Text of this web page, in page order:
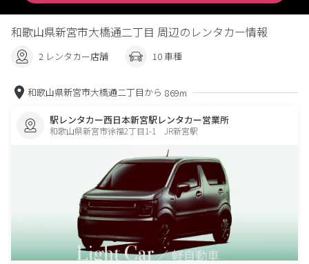
和歌山県新宮市大橋通二丁目 周辺のレンタカー情報
2 レンタカー店舗 10 車種
和歌山県新宮市大橋通二丁目から 869m
駅レンタカー西日本新宮駅レンタカー営業所
和歌山県新宮市徐福2丁目1-1 JR新宮駅